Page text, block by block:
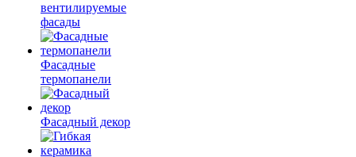
вентилируемые
фасады
Фасадные
термопанели
Фасадный декор